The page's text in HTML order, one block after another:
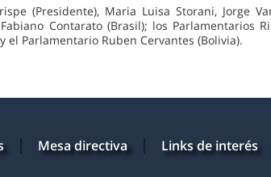
(Presidente), Maria Luisa Storani, Jorge
Contarato (Brasil); los Parlamentarios
el Parlamentario Ruben Cervantes (Bolivia).
Mesa directiva
Links de interés